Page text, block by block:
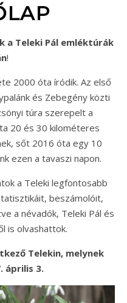
!
2000 óta íródik. Az első
és Zebegény közti
túra szerepelt a
20 és 30 kilométeres
sőt 2016 óta egy 10
ezen a tavaszi napon.
a Teleki legfontosabb
beszámolóit,
a névadók, Teleki Pál és
is olvashattok.
Telekin, melynek
április 3.